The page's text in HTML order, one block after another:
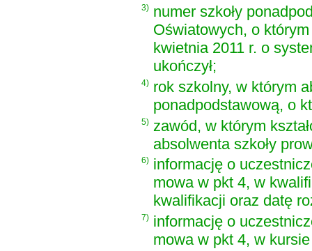
3) numer szkoły
Oświatowych, o
kwietnia 2011 r. o
ukończył;
4) rok szkolny, w którym
ponadpodstawową, o
5) zawód, w którym
absolwenta szkoły
6) informację o
mowa w pkt 4, w
kwalifikacji oraz datę
7) informację o
mowa w pkt 4, w